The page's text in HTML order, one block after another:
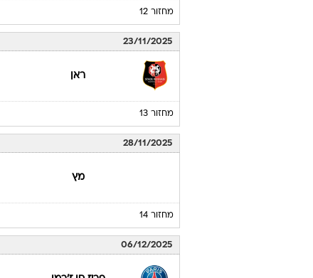
מחזור 12
23/11/2025
ראן
מחזור 13
28/11/2025
מץ
מחזור 14
06/12/2025